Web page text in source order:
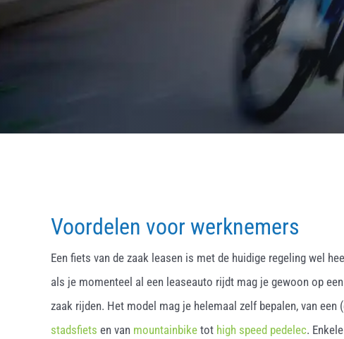
Voordelen voor werknemers
Een fiets van de zaak leasen is met de huidige regeling wel
als je momenteel al een leaseauto rijdt mag je gewoon op
zaak rijden. Het model mag je helemaal zelf bepalen, van een
stadsfiets en van mountainbiketot high speed pedelec.